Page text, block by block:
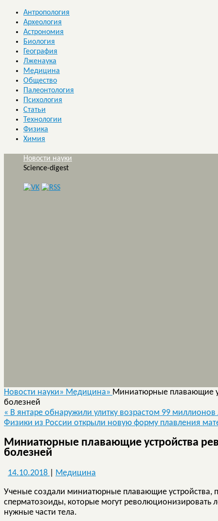
Антропология
Археология
Астрономия
Биология
География
Лженаука
Медицина
Общество
Палеонтология
Психология
Статьи
Технологии
Физика
Химия
Новости науки
Science-digest
Новости науки» Медицина» Миниатюрные плавающие
болезней
« В янтаре обнаружили улитку возрастом 99 миллионов
Физики из России открыли новую форму плавления
Миниатюрные плавающие устройства
болезней
14.10.2018 Медицина
Ученые создали миниатюрные плавающие
сперматозоиды, которые могут революционизировать
нужные части тела.